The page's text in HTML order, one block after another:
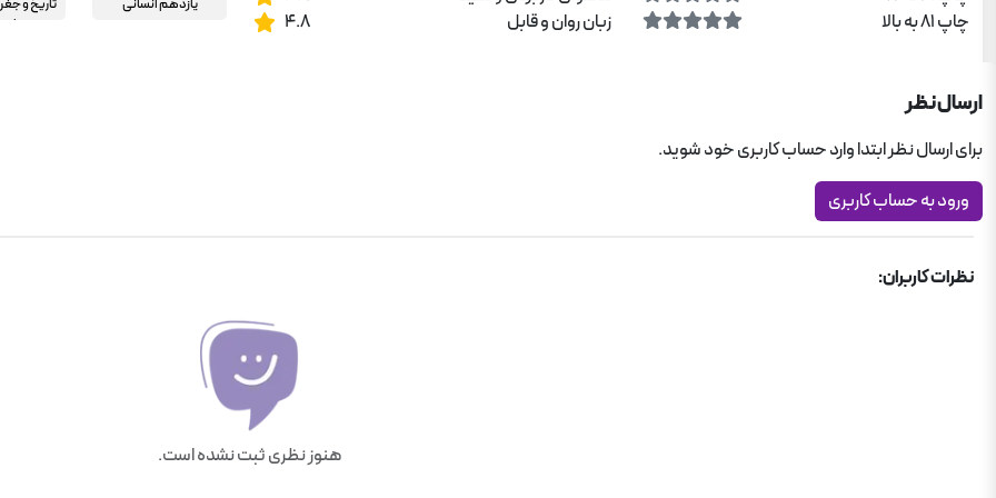
چاپ 81 به بالا
زبان روان و قابل
4.8
ارسال نظر
برای ارسال نظر ابتدا وارد حساب کاربری خود شوید.
ورود به حساب کاربری
نظرات کاربران:
هنوز نظری ثبت نشده است.